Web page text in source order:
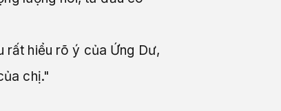
rất hiểu rõ ý của Ứng Dư,
chị."